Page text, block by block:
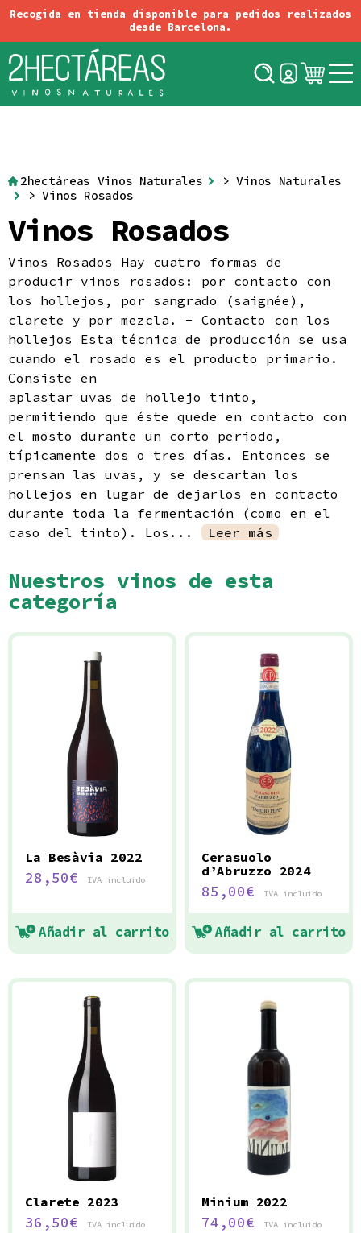
Orange
Espumosos
Dulces o Especiales
Sidras & Fruit Pet-Nats
Origen
Austria
Chile
España
Georgia
Italia
Francia
Variedades de Uva
Vignerons
Cervezas
Aviso Legal
Política de Cookies
Condiciones generales de contratación
Política de Devoluciones
Política de Envíos
Política de privacidad
Conectar
2hectáreas Vinos Naturales >Vinos Naturales
> Vinos Rosados
Vinos Rosados
Vinos Rosados Hay cuatro formas de
producir vinos rosados: por contacto con
los hollejos, por sangrado (saignée),
clarete y por mezcla. - Contacto con los
hollejos Esta técnica de producción se usa
cuando el rosado es el producto primario.
Consiste en
aplastar uvas de hollejo tinto,
permitiendo que éste quede en contacto con
el mosto durante un corto periodo,
típicamente dos o tres días. Entonces se
prensan las uvas, y se descartan los
hollejos en lugar de dejarlos en contacto
durante toda la fermentación (como en el
caso del tinto). Los...
Leer más
Nuestros vinos de esta
categoría
La Besàvia 2022
28,50€ IVA incluido
Añadir al carrito
Cerasuolo
d’Abruzzo 2024
85,00€ IVA incluido
Añadir al carrito
Clarete 2023
36,50€ IVA incluido
Minium 2022
74,00€ IVA incluido